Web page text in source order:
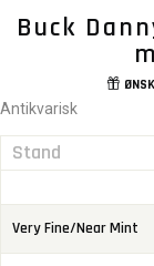
Buck
Antikvarisk
Stand
Very Fine/Near Mint